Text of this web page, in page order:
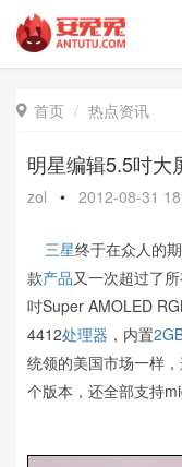
 首页 热点资讯
明星编辑5.5吋大
zol • 2012-08-31
三星终于在众人的
款产品又一次超过了
吋Super AMOLED
4412处理器 ，内置
统领的美国市场一样
个版本，还全部支持